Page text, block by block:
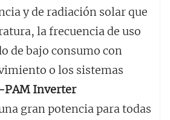
y de radiación solar que
la frecuencia de uso
de bajo consumo con
o los sistemas
PAM Inverter
gran potencia para todas